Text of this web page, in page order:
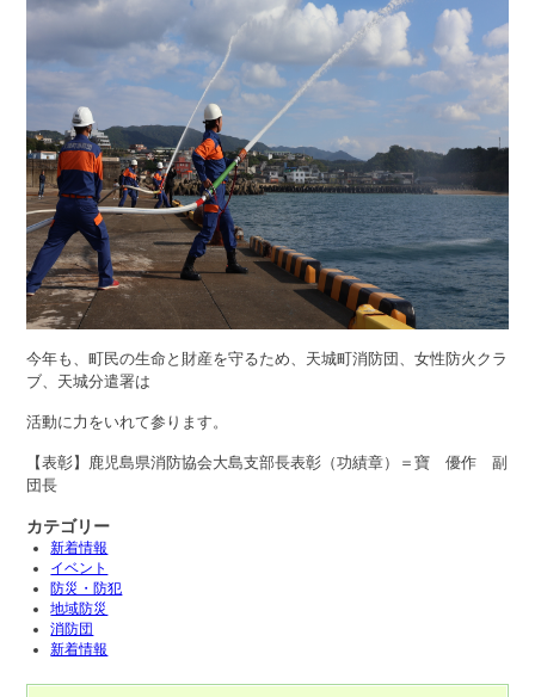
今年も、町民の生命と財産を守るため、天城町消防団、女性防火クラ
ブ、天城分遣署は
活動に力をいれて参ります。
【表彰】鹿児島県消防協会大島支部長表彰（功績章）＝寶 優作 副
団長
カテゴリー
新着情報
イベント
防災・防犯
地域防災
消防団
新着情報